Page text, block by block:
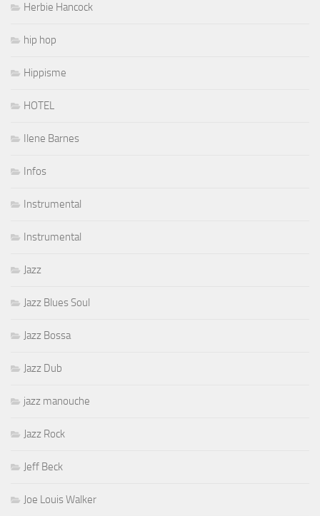
Herbie Hancock
hip hop
Hippisme
HOTEL
Ilene Barnes
Infos
Instrumental
Instrumental
Jazz
Jazz Blues Soul
Jazz Bossa
Jazz Dub
jazz manouche
Jazz Rock
Jeff Beck
Joe Louis Walker